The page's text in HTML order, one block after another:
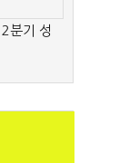
분기 성